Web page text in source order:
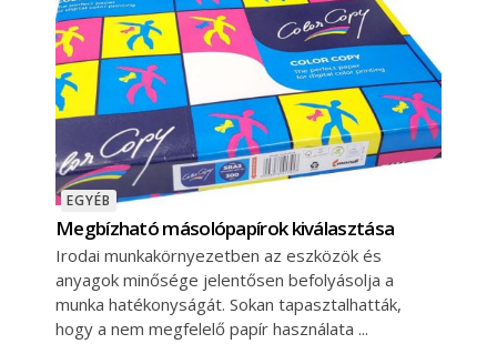
EGYÉB
Megbízható másolópapírok kiválasztása
Irodai munkakörnyezetben az eszközök és
anyagok minősége jelentősen befolyásolja a
munka hatékonyságát. Sokan tapasztalhatták,
hogy a nem megfelelő papír használata